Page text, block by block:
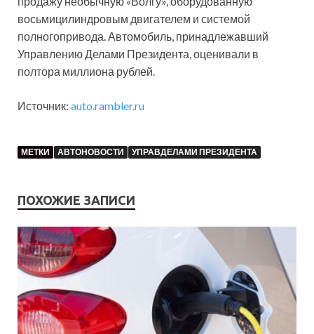
восьмицилиндровым двигателем и системой
полногопривода. Автомобиль, принадлежавший
Управлению Делами Президента, оценивали в
полтора миллиона рублей.
Источник: auto.rambler.ru
МЕТКИ АВТОНОВОСТИ УПРАВДЕЛАМИ ПРЕЗИДЕНТА
ПОХОЖИЕ ЗАПИСИ